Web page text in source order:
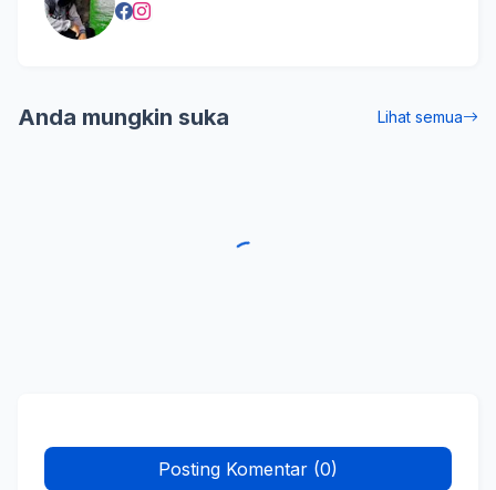
Anda mungkin suka Lihat semua
Posting Komentar (0)